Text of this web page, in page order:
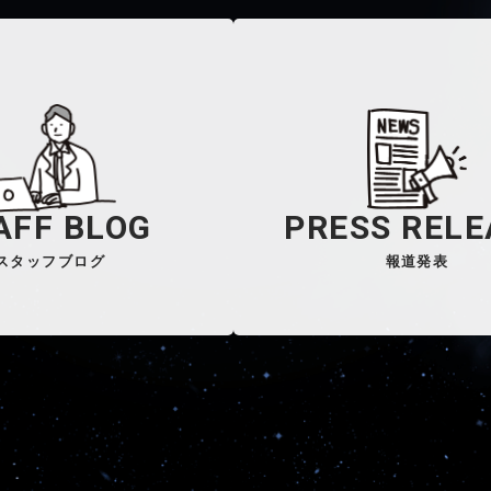
BLOG
タッフブログ
PRESS
報道発表